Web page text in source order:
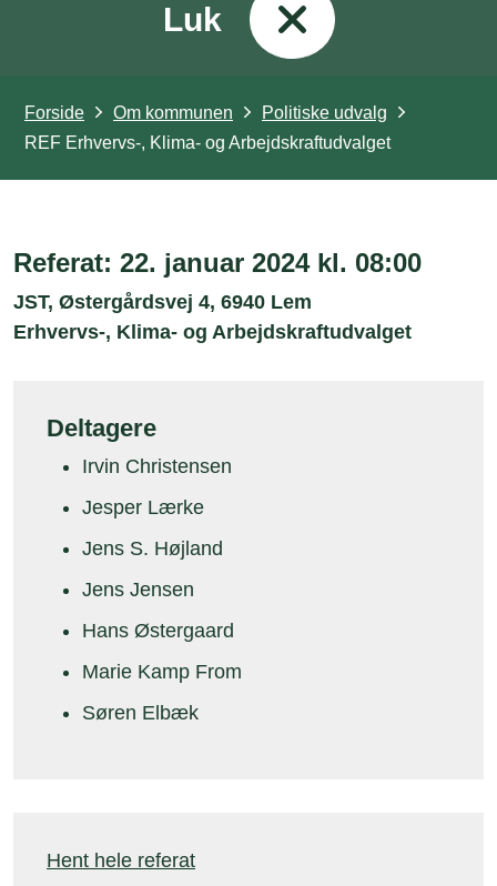
Luk
Forside Om kommunen
Politiske udvalg
REF Erhvervs-, Klima- og Arbejdskraftudvalget
Referat: 22. januar 2024 kl. 08:00
JST, Østergårdsvej 4, 6940 Lem
Erhvervs-, Klima- og Arbejdskraftudvalget
Deltagere
Irvin Christensen
Jesper Lærke
Jens S. Højland
Jens Jensen
Hans Østergaard
Marie Kamp From
Søren Elbæk
Hent hele referat